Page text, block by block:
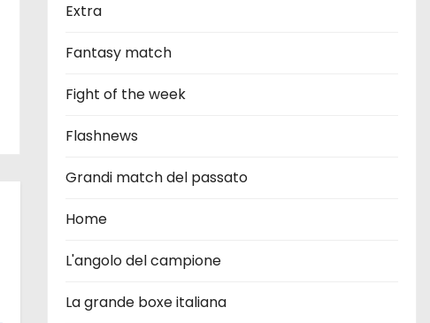
Extra
Fantasy match
Fight of the week
Flashnews
Grandi match del passato
Home
L'angolo del campione
La grande boxe italiana